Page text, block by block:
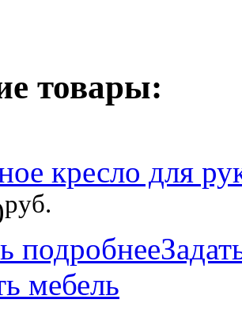
товары:
кресло для
руб.
подробнее
мебель